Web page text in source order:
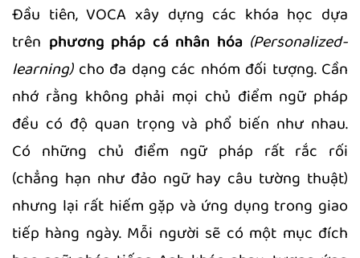
Đầu tiên, VOCA xây dựng các khóa học dựa
trên phương pháp cá nhân hóa (Personalized-
learning) cho đa dạng các nhóm đối tượng. Cần
nhớ rằng không phải mọi chủ điểm ngữ pháp
đều có độ quan trọng và phổ biến như nhau.
Có những chủ điểm ngữ pháp rất rắc rối
(chẳng hạn như đảo ngữ hay câu tường thuật)
nhưng lại rất hiếm gặp và ứng dụng trong giao
tiếp hàng ngày. Mỗi người sẽ có một mục đích